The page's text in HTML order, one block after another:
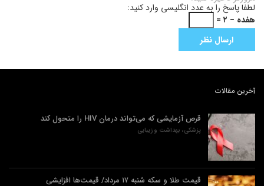
لطفا پاسخ را به عدد انگلیسی وارد کنید:
هفده − ۲ =
آخرین مقالات
قرص آزمایشی که می‌تواند درمان HIV را متحول کند
پزشکی، بهداشت و زیبایی
قیمت طلا و سکه شنبه ۱۷ مرداد/ قیمت‌ها افزایشی